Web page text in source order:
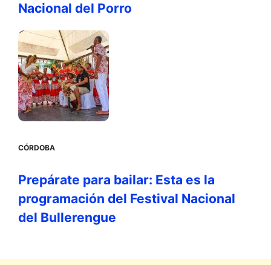
Nacional del Porro
CÓRDOBA
Prepárate para bailar: Esta es la
programación del Festival Nacional
del Bullerengue